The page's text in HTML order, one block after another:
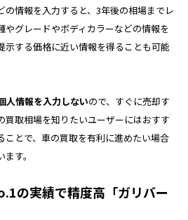
の情報を入力すると、3年後の相場までレ
やグレードやボディカラーなどの情報を
示する価格に近い情報を得ることも可能
人情報を入力しないので、すぐに売却す
買取相場を知りたいユーザーにはおすす
ことで、車の買取を有利に進めたい場合
す。
の実績で精度高「ガリバー